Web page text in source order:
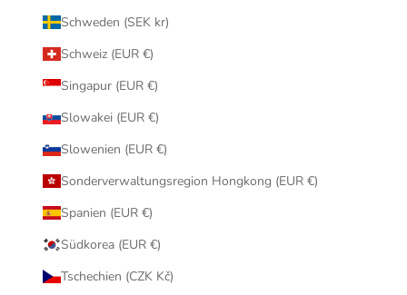
Schweden (SEK kr)
Schweiz (EUR €)
Singapur (EUR €)
Slowakei (EUR €)
Slowenien (EUR €)
Sonderverwaltungsregion Hongkong (EUR €)
Spanien (EUR €)
Südkorea (EUR €)
Tschechien (CZK Kč)